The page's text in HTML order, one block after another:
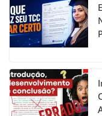
b
o
o
k
a
m
dI
n